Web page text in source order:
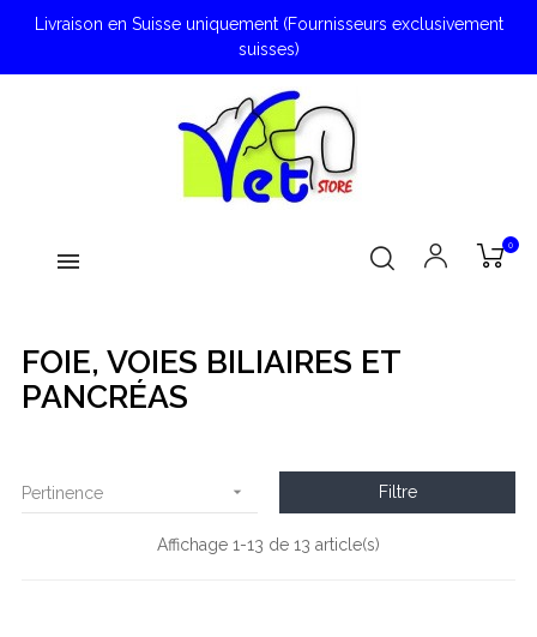
Livraison en Suisse uniquement (Fournisseurs exclusivement
suisses)
0
FOIE, VOIES BILIAIRES ET
PANCRÉAS
Pertinence  Filtre
Affichage 1-13 de 13 article(s)